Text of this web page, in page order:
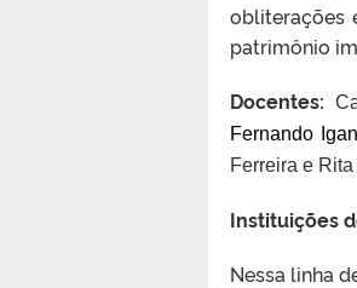
obliterações
patrimônio
Docentes:
Fernando
Ferreira e
Instituições
Nessa linha